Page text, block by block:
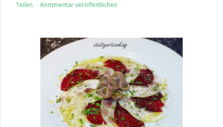
Teilen Kommentar veröffentlichen